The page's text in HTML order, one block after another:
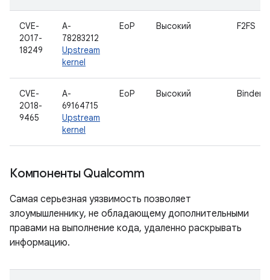
CVE-
2017-
18249
A-
78283212
Upstream
kernel
EoP Высокий F2FS
CVE-
2018-
9465
A-
69164715
Upstream
kernel
EoP Высокий Binder
Компоненты Qualcomm
Самая серьезная уязвимость позволяет
злоумышленнику, не обладающему дополнительными
правами на выполнение кода, удаленно раскрывать
информацию.